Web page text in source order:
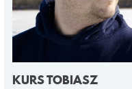
KURS TOBIASZ